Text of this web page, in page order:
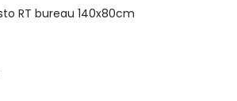
RT bureau 140x80cm